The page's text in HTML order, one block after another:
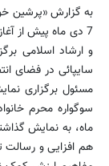
به گزارش «پرشین
7 دی ماه پیش از
و ارشاد اسلامی
سایپائی در فضای
مسئول برگزاری
سوگواره محرم
ماه، به نمایش
هم افزایی و